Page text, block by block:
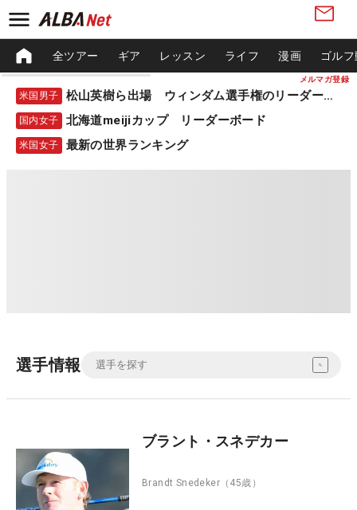
メルマガ登録
全ツアー ギア レッスン ライフ 漫画 ゴル
米国男子 松山英樹ら出場 ウィンダム選手権のリーダーボード
国内女子 北海道meijiカップ リーダーボード
米国女子 最新の世界ランキング
選手情報
ブラント・スネデカー
Brandt Snedeker （45歳）